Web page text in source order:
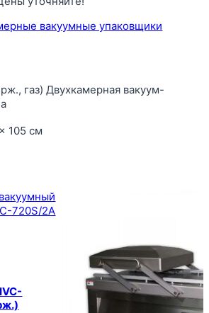
вакуумные упаковщики
газ) Двухкамерная вакуум-
105 см